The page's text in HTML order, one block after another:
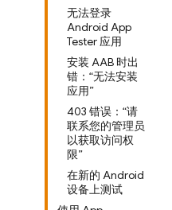
无法登录
Android App
Tester 应用
安装 AAB 时出
错：“无法安装
应用”
403 错误：“请
联系您的管理员
以获取访问权
限”
在新的 Android
设备上测试